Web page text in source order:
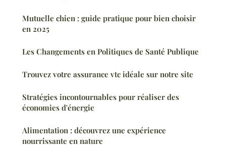
Mutuelle chien : guide pratique pour bien choisir
en 2025
Les Changements en Politiques de Santé Publique
Trouvez votre assurance vtc idéale sur notre site
Stratégies incontournables pour réaliser des
économies d'énergie
Alimentation : découvrez une expérience
nourrissante en nature